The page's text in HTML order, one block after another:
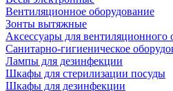
Вентиляционное оборудование
Зонты вытяжные
Аксессуары для вентиляционного
Санитарно-гигиеническое
Лампы для дезинфекции
Шкафы для стерилизации посуды
Шкафы для дезинфекции